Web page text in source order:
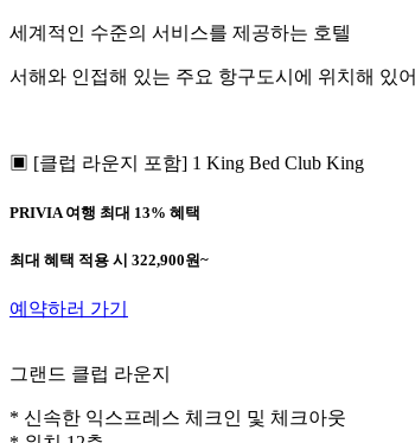
세계적인 수준의 서비스를 제공하는 호텔
서해와 인접해 있는 주요 항구도시에 위치해 있
▣ [클럽 라운지 포함] 1 King Bed Club King
PRIVIA 여행 최대 13% 혜택
최대 혜택 적용 시 322,900원~
예약하러 가기
그랜드 클럽 라운지
* 신속한 익스프레스 체크인 및 체크아웃